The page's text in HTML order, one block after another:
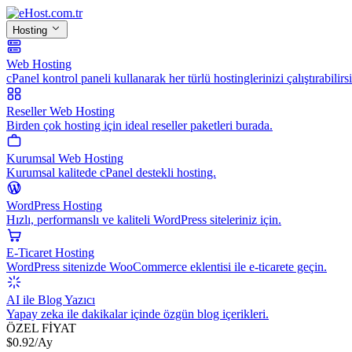
Hosting
Web Hosting
cPanel kontrol paneli kullanarak her türlü hostinglerinizi
Reseller Web Hosting
Birden çok hosting için ideal reseller paketleri burada.
Kurumsal Web Hosting
Kurumsal kalitede cPanel destekli hosting.
WordPress Hosting
Hızlı, performanslı ve kaliteli WordPress siteleriniz için.
E-Ticaret Hosting
WordPress sitenizde WooCommerce eklentisi ile e-ticarete geçin.
AI ile Blog Yazıcı
Yapay zeka ile dakikalar içinde özgün blog içerikleri.
ÖZEL FİYAT
$0.92/Ay